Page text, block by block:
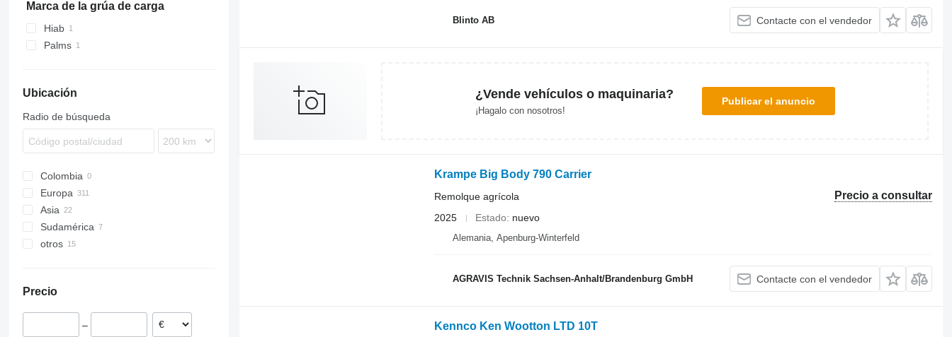
T679
Marca de la grúa de carga
Hiab
Palms
Ubicación
Radio de búsqueda
Colombia
Europa
Alemania
Noruega
Austria
Hungría
Asia
Turquía
Tayikistán
Sudamérica
Chile
otros
Precio
–
Blinto AB Contacte con el vendedor
¿Vende vehículos o maquinaria?
¡Hagalo con nosotros!
Publicar el anuncio
Krampe Big Body 790 Carrier
Precio a consultar
Remolque agrícola
2025
Estado nuevo
Alemania, Apenburg-Winterfeld
AGRAVIS Technik Sachsen-Anhalt/Brandenburg GmbH Contacte con el vendedor
Kennco Ken Wootton LTD 10T